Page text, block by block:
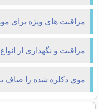
مراقبت های ویژه برای
مراقبت و نگهداری از
موي دکلره شده را صاف يا